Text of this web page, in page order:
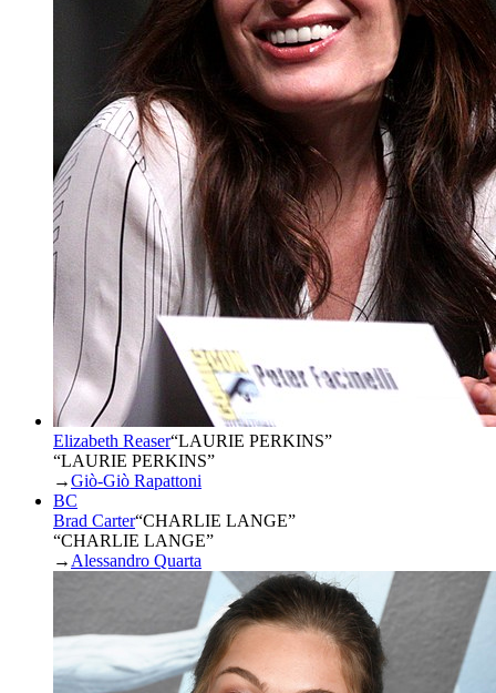
Elizabeth Reaser“LAURIE PERKINS”
“LAURIE PERKINS”
→Giò-Giò Rapattoni
BC
Brad Carter“CHARLIE LANGE”
“CHARLIE LANGE”
→ Alessandro Quarta